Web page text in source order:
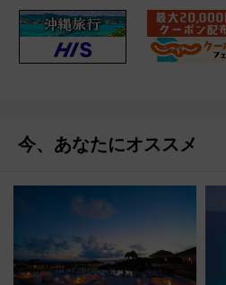
今、あなたにオススメ